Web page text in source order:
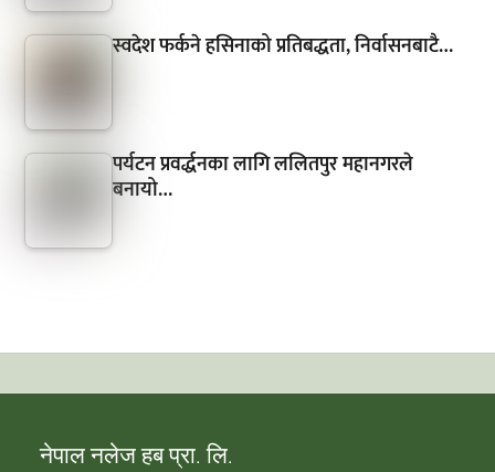
स्वदेश फर्कने हसिनाको प्रतिबद्धता, निर्वासनबाटै…
पर्यटन प्रवर्द्धनका लागि ललितपुर महानगरले
बनायो…
नेपाल नलेज हब प्रा. लि.